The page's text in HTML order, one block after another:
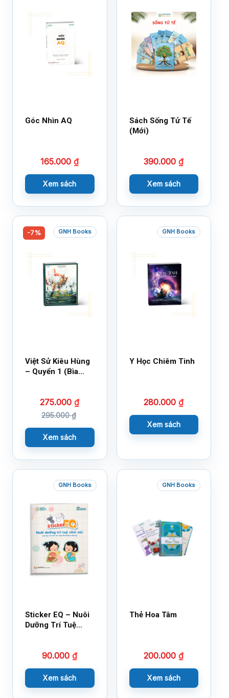
Góc Nhìn AQ
165.000₫
Xem sách
Sách Sống Tử Tế
(Mới)
390.000₫
Xem sách
-7% GNH Books
Việt Sử Kiêu Hùng
– Quyển 1 (Bìa
275.000₫
295.000₫
Xem sách
GNH Books
Y Học Chiêm Tinh
280.000₫
Xem sách
GNH Books
Sticker EQ – Nuôi
Dưỡng Trí Tuệ
Cùng 150 Sticker
90.000₫
Xem sách
GNH Books
Thẻ Hoa Tâm
200.000₫
Xem sách